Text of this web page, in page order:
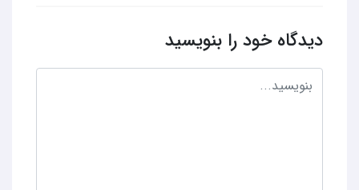
دیدگاه خود را بنویسید